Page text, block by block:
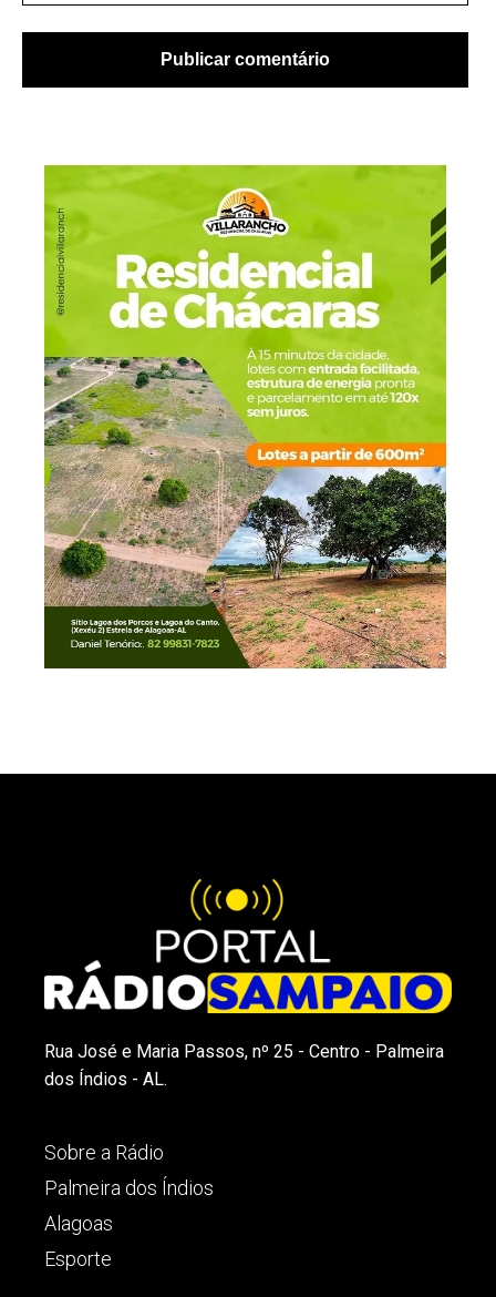
Rua José e Maria Passos, nº 25 - Centro - Palmeira
dos Índios - AL.
Sobre a Rádio
Palmeira dos Índios
Alagoas
Esporte